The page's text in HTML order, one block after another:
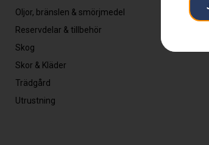
Oljor, bränslen & smörjmedel
Reservdelar & tillbehör
Skog
Skor & Kläder
Trädgård
Utrustning